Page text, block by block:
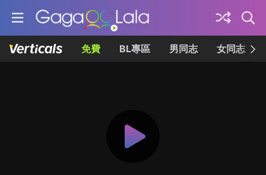
免費 BL專區 男同志 女同志